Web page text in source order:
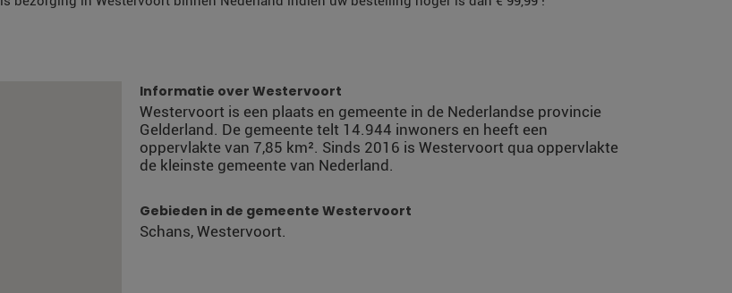
Informatie over Westervoort
Westervoort is een plaats en gemeente in de Nederlandse provincie
Gelderland. De gemeente telt 14.944 inwoners en heeft een
oppervlakte van 7,85 km². Sinds 2016 is Westervoort qua oppervlakte
de kleinste gemeente van Nederland.
Gebieden in de gemeente Westervoort
Schans, Westervoort.